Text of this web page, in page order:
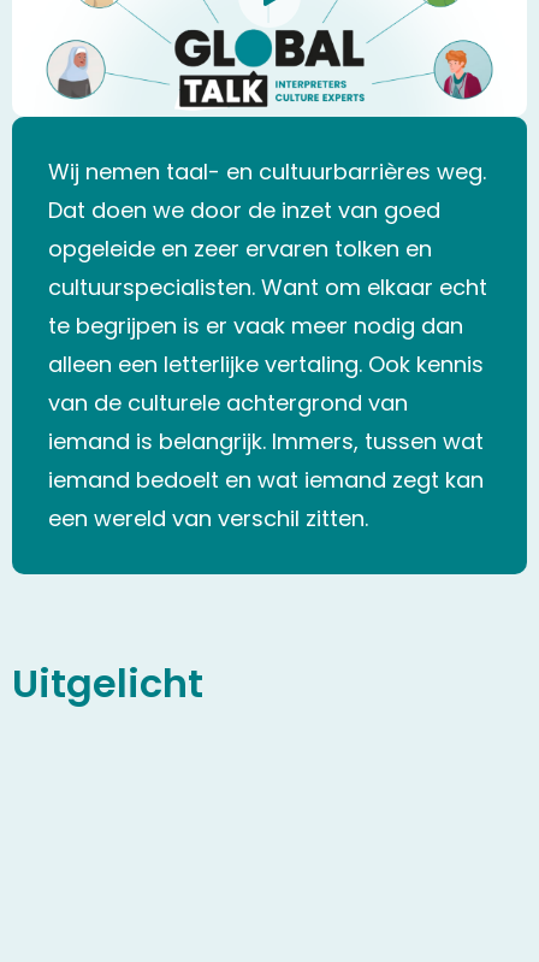
video
Wij nemen taal- en cultuurbarrières weg.
Dat doen we door de inzet van goed
opgeleide en zeer ervaren tolken en
cultuurspecialisten. Want om elkaar echt
te begrijpen is er vaak meer nodig dan
alleen een letterlijke vertaling. Ook kennis
van de culturele achtergrond van
iemand is belangrijk. Immers, tussen wat
iemand bedoelt en wat iemand zegt kan
een wereld van verschil zitten.
Uitgelicht